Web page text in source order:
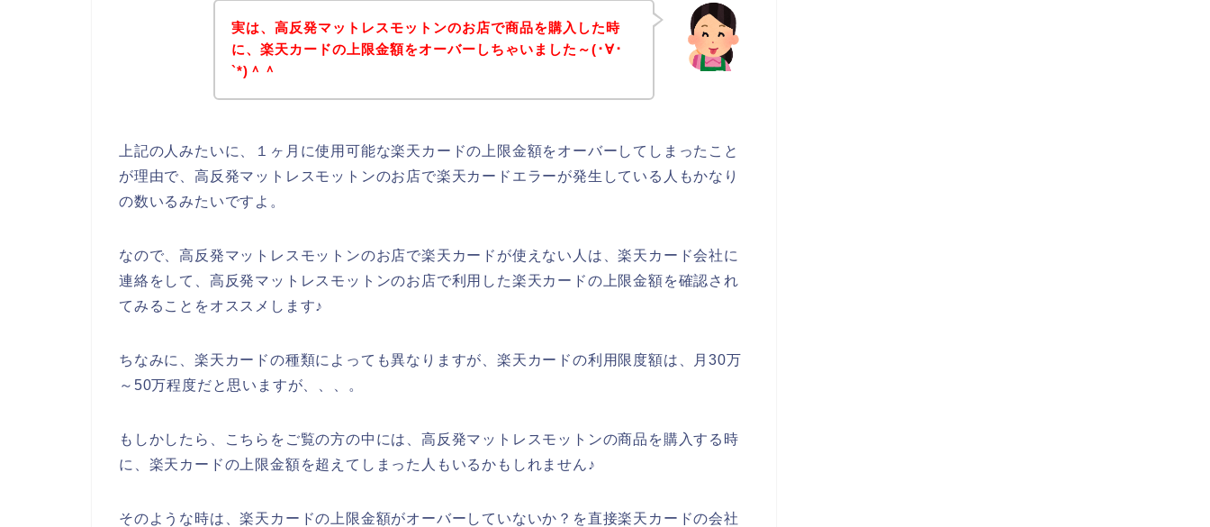
実は、高反発マットレスモットンのお店で商品を購入した時
に、楽天カードの上限金額をオーバーしちゃいました～(･∀･
`*)＾＾
上記の人みたいに、１ヶ月に使用可能な楽天カードの上限金額をオーバーしてしまったこと
が理由で、高反発マットレスモットンのお店で楽天カードエラーが発生している人もかなり
の数いるみたいですよ。
なので、高反発マットレスモットンのお店で楽天カードが使えない人は、楽天カード会社に
連絡をして、高反発マットレスモットンのお店で利用した楽天カードの上限金額を確認され
てみることをオススメします♪
ちなみに、楽天カードの種類によっても異なりますが、楽天カードの利用限度額は、月30万
～50万程度だと思いますが、、、。
もしかしたら、こちらをご覧の方の中には、高反発マットレスモットンの商品を購入する時
に、楽天カードの上限金額を超えてしまった人もいるかもしれません♪
そのような時は、楽天カードの上限金額がオーバーしていないか？を直接楽天カードの会社